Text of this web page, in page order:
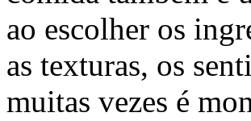
ao escolher os
as texturas, os
muitas vezes é